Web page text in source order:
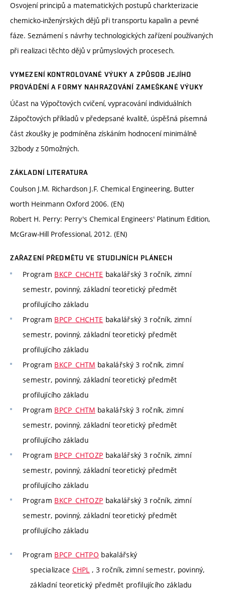
Osvojení principů a matematických postupů charkterizacie
chemicko-inženýrských dějů při transportu kapalin a pevné
fáze. Seznámení s návrhy technologických zařízení používaných
při realizaci těchto dějů v průmyslových procesech.
VYMEZENÍ KONTROLOVANÉ VÝUKY A ZPŮSOB JEJÍHO
PROVÁDĚNÍ A FORMY NAHRAZOVÁNÍ ZAMEŠKANÉ VÝUKY
Účast na Výpočtových cvičení, vypracování individuálních
Zápočtových příkladů v předepsané kvalitě, úspěšná písemná
část zkoušky je podmíněna získáním hodnocení minimálně
32body z 50možných.
ZÁKLADNÍ LITERATURA
Coulson J.M. Richardson J.F. Chemical Engineering, Butter
worth Heinmann Oxford 2006. (EN)
Robert H. Perry: Perry's Chemical Engineers' Platinum Edition,
McGraw-Hill Professional, 2012. (EN)
ZAŘAZENÍ PŘEDMĚTU VE STUDIJNÍCH PLÁNECH
Program BKCP_CHCHTE bakalářský 3 ročník, zimní
semestr, povinný, základní teoretický předmět
profilujícího základu
Program BPCP_CHCHTE bakalářský 3 ročník, zimní
semestr, povinný, základní teoretický předmět
profilujícího základu
Program BKCP_CHTM bakalářský 3 ročník, zimní
semestr, povinný, základní teoretický předmět
profilujícího základu
Program BPCP_CHTM bakalářský 3 ročník, zimní
semestr, povinný, základní teoretický předmět
profilujícího základu
Program BPCP_CHTOZP bakalářský 3 ročník, zimní
semestr, povinný, základní teoretický předmět
profilujícího základu
Program BKCP_CHTOZP bakalářský 3 ročník, zimní
semestr, povinný, základní teoretický předmět
profilujícího základu
Program BPCP_CHTPO bakalářský
specializace CHPL , 3 ročník, zimní semestr, povinný,
základní teoretický předmět profilujícího základu